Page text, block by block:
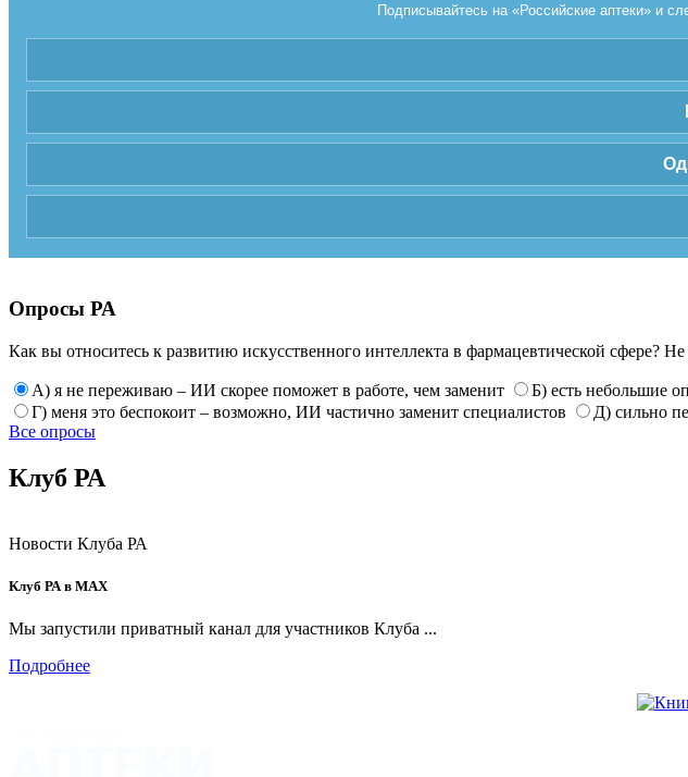
Подписывайтесь на «Российские аптеки» и
Опросы РА
Как вы относитесь к развитию искусственного интеллекта в фармацевтической сфере?
А) я не переживаю – ИИ скорее поможет в работе, чем заменит Б) есть небольшие
Г) меня это беспокоит – возможно, ИИ частично заменит специалистов
Д) сильно
Все опросы
Клуб РА
Новости Клуба РА
Клуб РА в MAX
Мы запустили приватный канал для участников Клуба ...
Подробнее